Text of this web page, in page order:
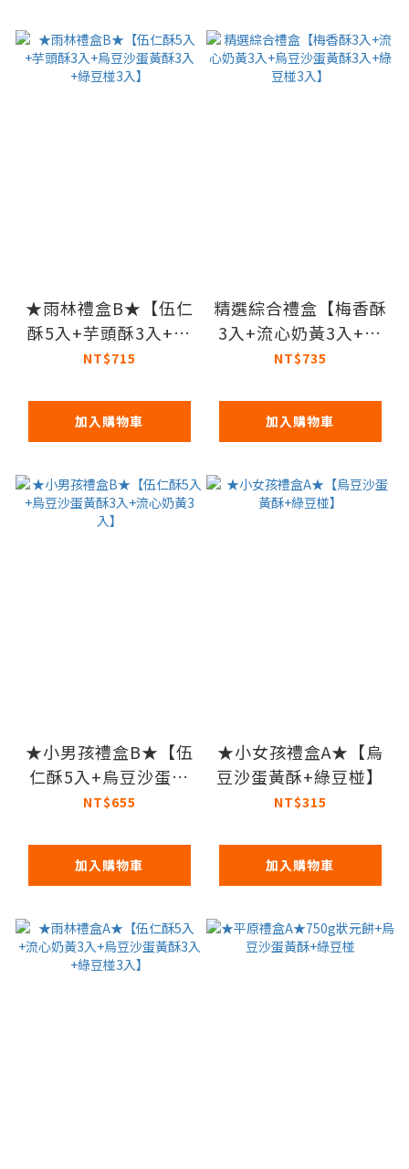
★雨林禮盒B★【伍仁
酥5入+芋頭酥3入+烏
豆沙蛋黃酥3入+綠豆
NT$715
加入購物車
精選綜合禮盒【梅香酥
3入+流心奶黃3入+烏
豆沙蛋黃酥3入+綠豆
NT$735
加入購物車
★小男孩禮盒B★【伍
仁酥5入+烏豆沙蛋黃
酥3入+流心奶黃3入】
NT$655
加入購物車
★小女孩禮盒A★【烏
豆沙蛋黃酥+綠豆椪】
NT$315
加入購物車